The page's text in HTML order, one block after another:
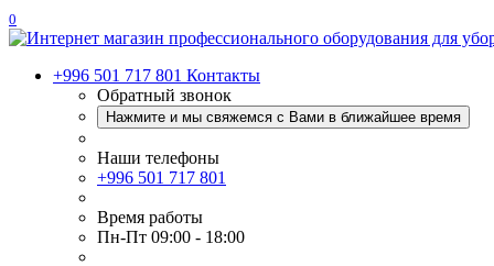
0
+996 501 717 801 Контакты
Обратный звонок
Нажмите и мы свяжемся с Вами в ближайшее время
Наши телефоны
+996 501 717 801
Время работы
Пн-Пт 09:00 - 18:00